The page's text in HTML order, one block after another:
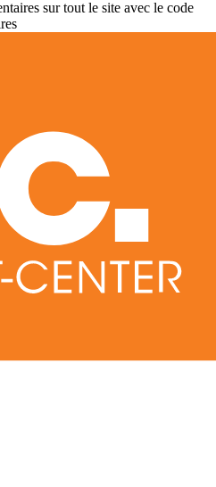
sur tout le site avec le code